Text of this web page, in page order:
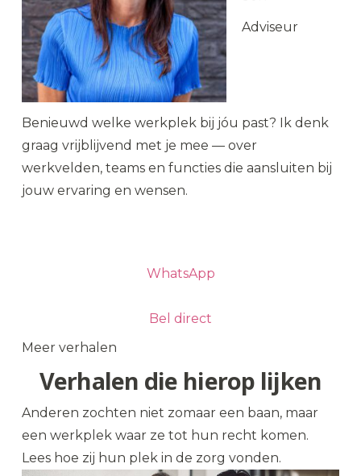
Adviseur
Benieuwd welke werkplek bij jóu past? Ik denk
graag vrijblijvend met je mee — over
werkvelden, teams en functies die aansluiten bij
jouw ervaring en wensen.
WhatsApp
Bel direct
Meer verhalen
Verhalen die hierop lijken
Anderen zochten niet zomaar een baan, maar
een werkplek waar ze tot hun recht komen.
Lees hoe zij hun plek in de zorg vonden.